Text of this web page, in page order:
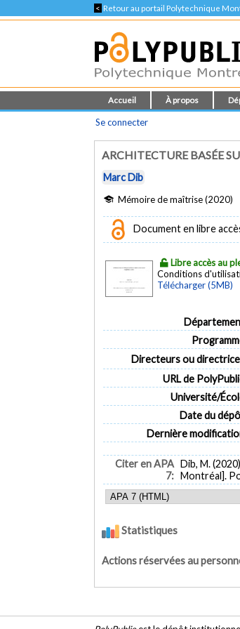
< Retour au portail Polytechnique
Accueil À propos
Se connecter
ARCHITECTURE BASÉE
Marc Dib
Mémoire de maîtrise (2020)
Document en libre
Libre accès au
Conditions
Télécharger (5MB)
Directeurs ou
URL de
Université/
Date du
Dernière
Citer en APA
7:
Dib, M.
Montréal].
Statistiques
Actions réservées au